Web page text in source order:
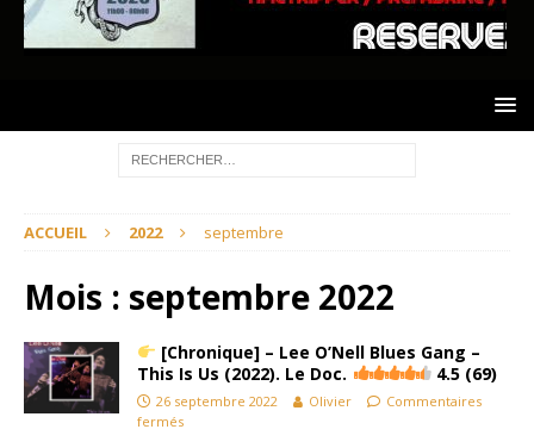
ACCUEIL 2022 septembre
Mois : septembre 2022
[Chronique] – Lee O’Nell Blues Gang –
This Is Us (2022). Le Doc.
4.5 (69)
26 septembre 2022 Olivier
Commentaires
fermés